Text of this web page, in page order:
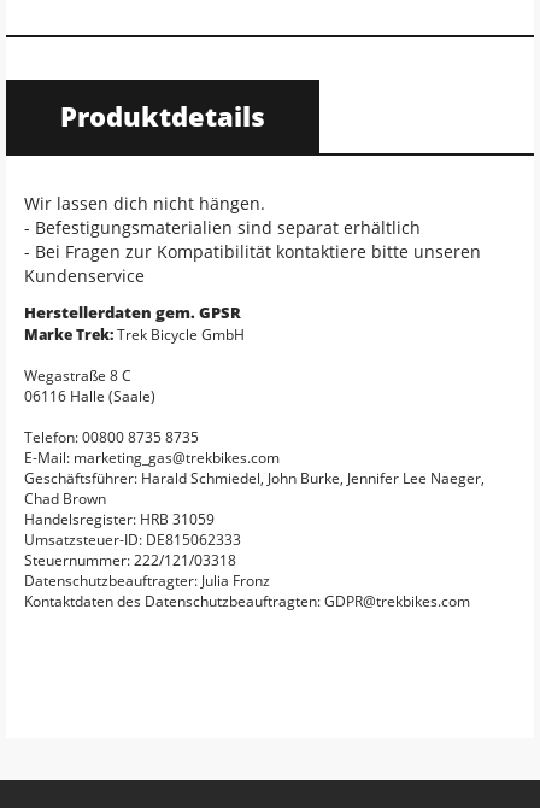
Produktdetails
Wir lassen dich nicht hängen.
- Befestigungsmaterialien sind separat erhältlich
- Bei Fragen zur Kompatibilität kontaktiere bitte unseren
Kundenservice
Herstellerdaten gem. GPSR
Marke Trek:Trek Bicycle GmbH
Wegastraße 8 C
06116 Halle (Saale)
Telefon: 00800 8735 8735
E-Mail: marketing_gas@trekbikes.com
Geschäftsführer: Harald Schmiedel, John Burke, Jennifer Lee Naeger,
Chad Brown
Handelsregister: HRB 31059
Umsatzsteuer-ID: DE815062333
Steuernummer: 222/121/03318
Datenschutzbeauftragter: Julia Fronz
Kontaktdaten des Datenschutzbeauftragten: GDPR@trekbikes.com